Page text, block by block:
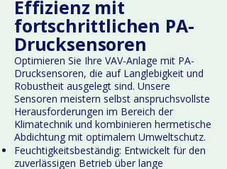
Effizienz mit
fortschrittlichen PA-
Drucksensoren
Optimieren Sie Ihre VAV-Anlage mit PA-
Drucksensoren, die auf Langlebigkeit und
Robustheit ausgelegt sind. Unsere
Sensoren meistern selbst anspruchsvollste
Herausforderungen im Bereich der
Klimatechnik und kombinieren hermetische
Abdichtung mit optimalem Umweltschutz.
Feuchtigkeitsbeständig: Entwickelt für den
zuverlässigen Betrieb über lange